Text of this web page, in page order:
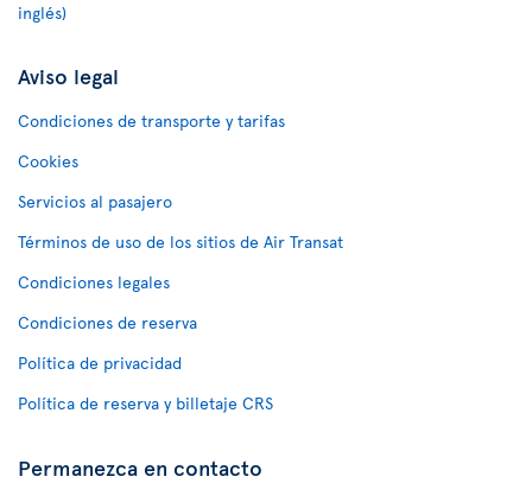
inglés)
Aviso legal
Condiciones de transporte y tarifas
Cookies
Servicios al pasajero
Términos de uso de los sitios de Air Transat
Condiciones legales
Condiciones de reserva
Política de privacidad
Política de reserva y billetaje CRS
Permanezca en contacto